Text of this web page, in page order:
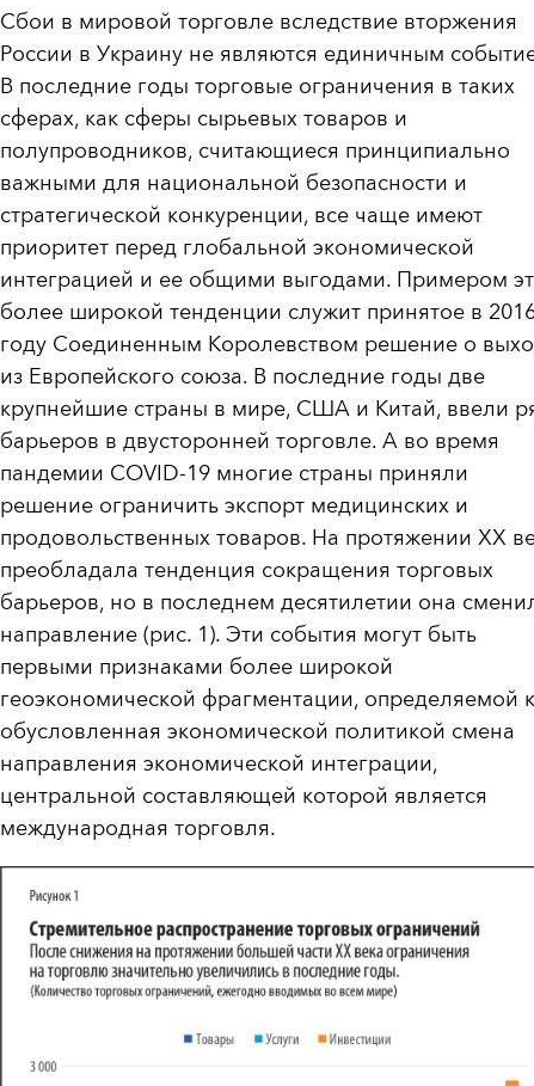
Сбои в мировой торговле вследствие вторжения
России в Украину не являются единичным
В последние годы торговые ограничения в таких
сферах, как сферы сырьевых товаров и
полупроводников, считающиеся принципиально
важными для национальной безопасности и
стратегической конкуренции, все чаще имеют
приоритет перед глобальной экономической
интеграцией и ее общими выгодами. Примером
более широкой тенденции служит принятое в
году Соединенным Королевством решение о
из Европейского союза. В последние годы две
крупнейшие страны в мире, США и Китай, ввели
барьеров в двусторонней торговле. А во время
пандемии COVID-19 многие страны приняли
решение ограничить экспорт медицинских и
продовольственных товаров. На протяжении XX
преобладала тенденция сокращения торговых
барьеров, но в последнем десятилетии она
направление (рис. 1). Эти события могут быть
первыми признаками более широкой
геоэкономической фрагментации, определяемой
обусловленная экономической политикой смена
направления экономической интеграции,
центральной составляющей которой является
международная торговля.